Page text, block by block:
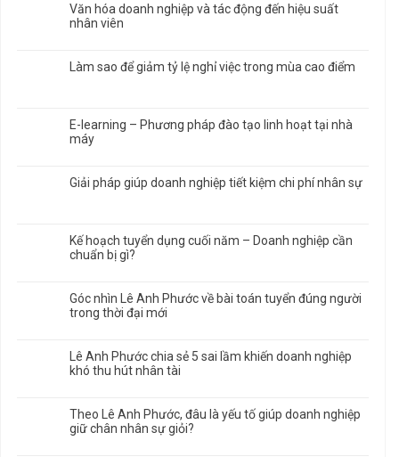
Văn hóa doanh nghiệp và tác động đến hiệu suất
nhân viên
Làm sao để giảm tỷ lệ nghỉ việc trong mùa cao điểm
E-learning – Phương pháp đào tạo linh hoạt tại nhà
máy
Giải pháp giúp doanh nghiệp tiết kiệm chi phí nhân sự
Kế hoạch tuyển dụng cuối năm – Doanh nghiệp cần
chuẩn bị gì?
Góc nhìn Lê Anh Phước về bài toán tuyển đúng người
trong thời đại mới
Lê Anh Phước chia sẻ 5 sai lầm khiến doanh nghiệp
khó thu hút nhân tài
Theo Lê Anh Phước, đâu là yếu tố giúp doanh nghiệp
giữ chân nhân sự giỏi?